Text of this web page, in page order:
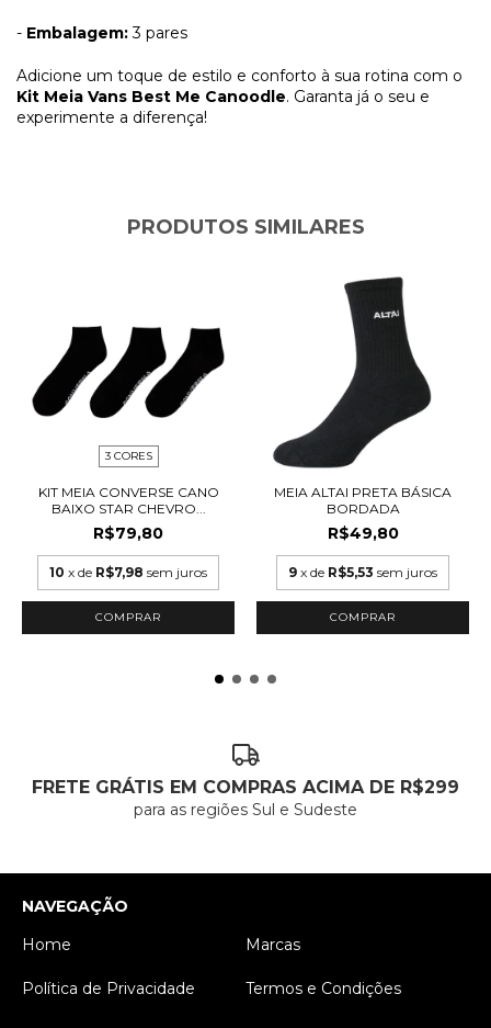
- Embalagem:3 pares
Adicione um toque de estilo e conforto à sua rotina com o
Kit Meia Vans Best Me Canoodle. Garanta já o seu e
experimente a diferença!
PRODUTOS SIMILARES
3 CORES
KIT MEIA CONVERSE CANO
BAIXO STAR CHEVRO...
R$79,80
10 x de R$7,98 sem juros
COMPRAR
MEIA ALTAI PRETA BÁSICA
BORDADA
R$49,80
9 x de R$5,53 sem juros
COMPRAR
FRETE GRÁTIS EM COMPRAS ACIMA DE R$299
para as regiões Sul e Sudeste
NAVEGAÇÃO
Home
Marcas
Política de Privacidade Termos e Condições